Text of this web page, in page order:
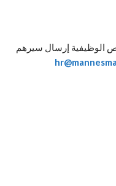
الوظيفية إرسال سيرهم